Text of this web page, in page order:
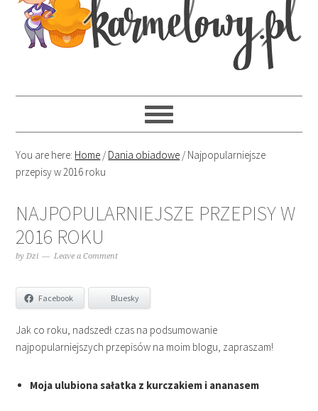
You are here: Home /Dania obiadowe /Najpopularniejsze
przepisy w 2016 roku
NAJPOPULARNIEJSZE PRZEPISY W
2016 ROKU
byDzi Leave a Comment
Facebook Bluesky
Jak co roku, nadszedł czas na podsumowanie
najpopularniejszych przepisów na moim blogu, zapraszam!
Moja ulubiona sałatka z kurczakiem i ananasem